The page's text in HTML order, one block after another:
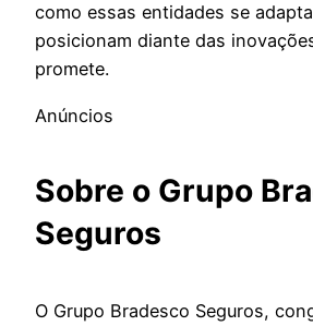
como essas entidades se
posicionam diante das
promete.
Anúncios
Sobre o Grupo
Seguros
O Grupo Bradesco Seguros,